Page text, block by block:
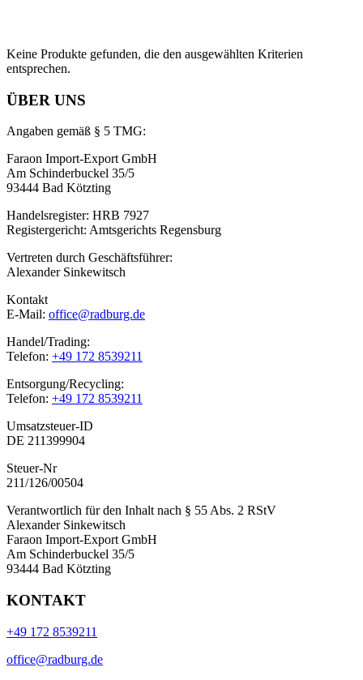
Keine Produkte gefunden, die den ausgewählten Kriterien
entsprechen.
ÜBER UNS
Angaben gemäß § 5 TMG:
Faraon Import-Export GmbH
Am Schinderbuckel 35/5
93444 Bad Kötzting
Handelsregister: HRB 7927
Registergericht: Amtsgerichts Regensburg
Vertreten durch Geschäftsführer:
Alexander Sinkewitsch
Kontakt
E-Mail: office@radburg.de
Handel/Trading:
Telefon: +49 172 8539211
Entsorgung/Recycling:
Telefon: +49 172 8539211
Umsatzsteuer-ID
DE 211399904
Steuer-Nr
211/126/00504
Verantwortlich für den Inhalt nach § 55 Abs. 2 RStV
Alexander Sinkewitsch
Faraon Import-Export GmbH
Am Schinderbuckel 35/5
93444 Bad Kötzting
KONTAKT
+49 172 8539211
office@radburg.de